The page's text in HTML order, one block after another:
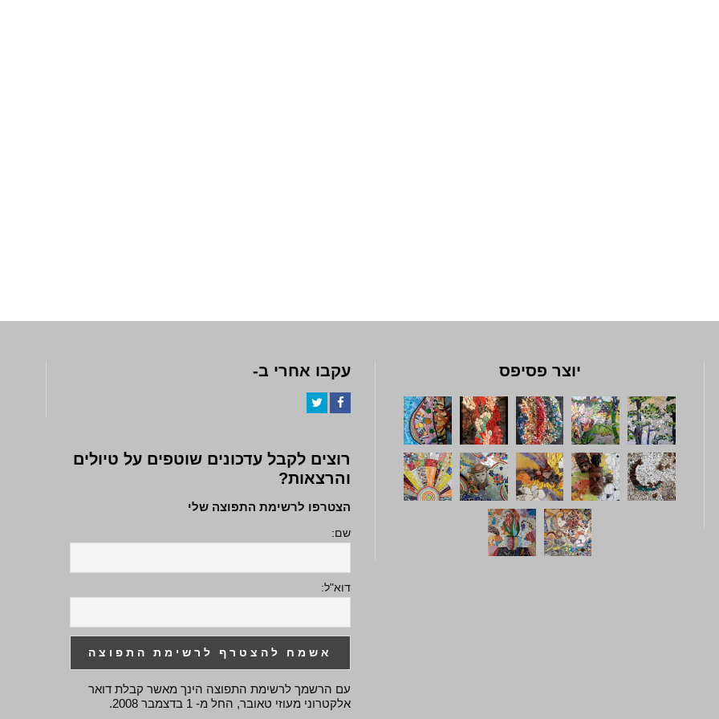
יוצר פסיפס עקבו אחרי ב-
רוצים לקבל עדכונים שוטפים על טיולים
והרצאות?
הצטרפו לרשימת התפוצה שלי
שם:
דוא"ל:
עם הרשמך לרשימת התפוצה הינך מאשר קבלת דואר
אלקטרוני מעוזי טאובר, החל מ- 1 בדצמבר 2008.